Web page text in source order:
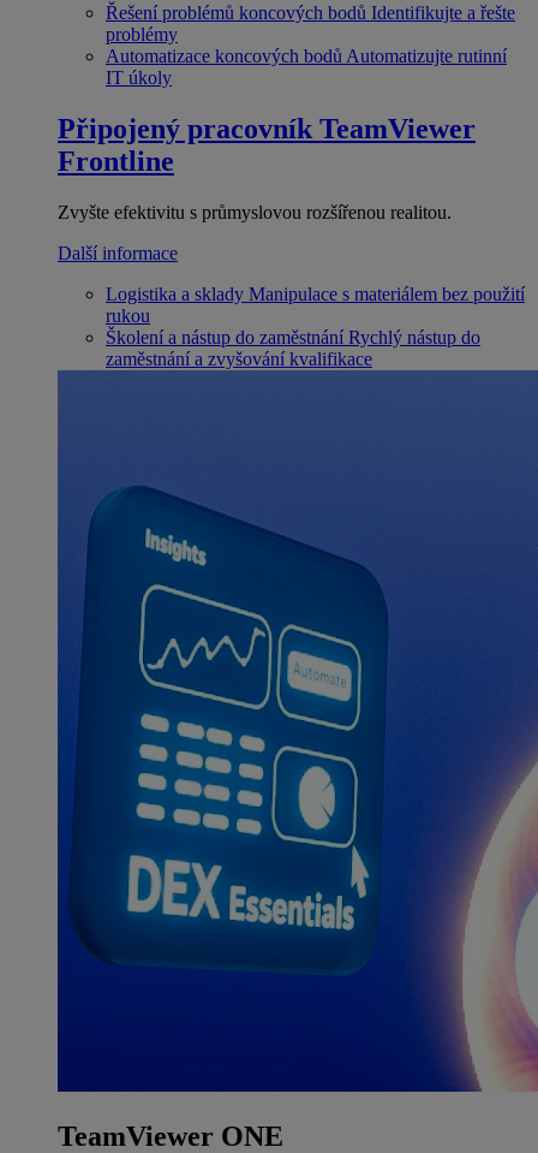
Řešení problémů koncových bodů Identifikujte a řešte
problémy
Automatizace koncových bodů Automatizujte rutinní
IT úkoly
Připojený pracovník TeamViewer
Frontline
Zvyšte efektivitu s průmyslovou rozšířenou realitou.
Další informace
Logistika a sklady Manipulace s materiálem bez použití
rukou
Školení a nástup do zaměstnání Rychlý nástup do
zaměstnání a zvyšování kvalifikace
TeamViewer ONE